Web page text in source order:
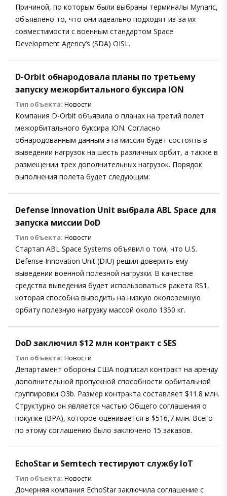
Причиной, по которым были выбраны терминалы Mynaric,
объявлено то, что они идеально подходят из-за их
совместимости с военным стандартом Space
Development Agency’s (SDA) OISL.
D-Orbit обнародовала планы по третьему
запуску межорбитального буксира ION
Тип объекта: Новости
Компания D-Orbit объявила о планах на третий полет
межорбитального буксира ION. Согласно
обнародованным данным эта миссия будет состоять в
выведении нагрузок на шесть различных орбит, а также в
размещении трех дополнительных нагрузок. Порядок
выполнения полета будет следующим:
Defense Innovation Unit выбрала ABL Space для
запуска миссии DoD
Тип объекта: Новости
Стартап ABL Space Systems объявил о том, что U.S.
Defense Innovation Unit (DIU) решил доверить ему
выведении военной полезной нагрузки. В качестве
средства выведения будет использоваться ракета RS1,
которая способна выводить на низкую околоземную
орбиту полезную нагрузку массой около 1350 кг.
DoD заключил $12 млн контракт с SES
Тип объекта: Новости
Департамент обороны США подписал контракт на аренду
дополнительной пропускной способности орбитальной
группировки O3b. Размер контракта составляет $11.8 млн.
Структурно он является частью Общего соглашения о
покупке (BPA), которое оценивается в $516,7 млн. Всего
по этому соглашению было заключено 15 заказов.
EchoStar и Semtech тестируют службу IoT
Тип объекта: Новости
Дочерняя компания EchoStar заключила соглашение с